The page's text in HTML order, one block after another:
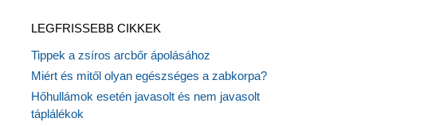
LEGFRISSEBB CIKKEK
Tippek a zsíros arcbőr ápolásához
Miért és mitől olyan egészséges a zabkorpa?
Hőhullámok esetén javasolt és nem javasolt
táplálékok